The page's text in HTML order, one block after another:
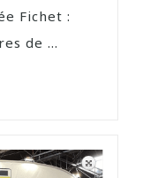
Fichet :
de ...